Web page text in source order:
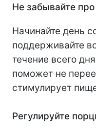
Не забывайте
Начинайте день
поддерживайте
течение всего
поможет не
стимулирует
Регулируйте